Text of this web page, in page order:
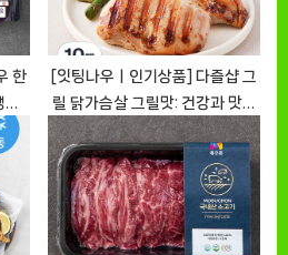
한
),
천
[잇팅나우ㅣ인기상품] 다즐샵 그
릴 닭가슴살 그릴맛: 건강과 맛을
동시에! [EatingNOWㅣ추천상
품]